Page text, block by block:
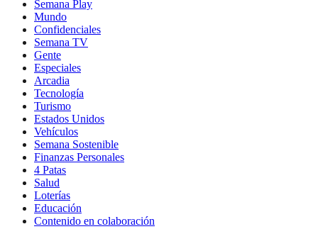
Semana Play
Mundo
Confidenciales
Semana TV
Gente
Especiales
Arcadia
Tecnología
Turismo
Estados Unidos
Vehículos
Semana Sostenible
Finanzas Personales
4 Patas
Salud
Loterías
Educación
Contenido en colaboración